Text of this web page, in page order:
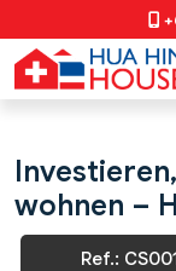
wohnen –
Ref.: